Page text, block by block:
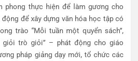
phong thực hiện để làm gương cho
để xây dựng văn hóa học tập có
trào “Mỗi tuần một quyển sách”,
giỏi trò giỏi” – phát động cho giáo
pháp giảng dạy mới, tổ chức các